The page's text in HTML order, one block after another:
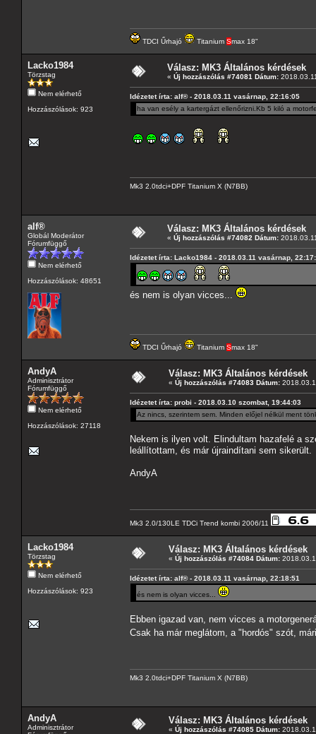
TDCI Űrhajó Titanium Smax 18"
Lacko1984
Törzstag
Nem elérhető
Hozzászólások: 923
Válasz: MK3 Általános kérdések
« Új hozzászólás #74081 Dátum:
Idézetet írta: alf® - 2018.03.11 vasárnap, 22:16:05
ha van esély a kartergázt ellenőrizni.Kb 5 kiló a
Mk3 2.0tdci+DPF Titanium X (N7BB)
alf®
Globál Moderátor
Fórumfüggő
Nem elérhető
Hozzászólások: 48651
Válasz: MK3 Általános kérdések
« Új hozzászólás #74082 Dátum:
Idézetet írta: Lacko1984 - 2018.03.11 vasárnap,
és nem is olyan vicces...
TDCI Űrhajó Titanium Smax 18"
AndyA
Adminisztrátor
Fórumfüggő
Nem elérhető
Hozzászólások: 27118
Válasz: MK3 Általános kérdések
« Új hozzászólás #74083 Dátum:
Idézetet írta: probi - 2018.03.10 szombat, 19:44:03
Az nincs, szerintem sem. Minden előjel nélkül ment
Nekem is ilyen volt. Elindultam hazafelé a
leállítottam, és már újraindítani sem sikerült.
AndyA
Mk3 2.0/130LE TDCi Trend kombi 2006/11
Lacko1984
Törzstag
Nem elérhető
Hozzászólások: 923
Válasz: MK3 Általános kérdések
« Új hozzászólás #74084 Dátum:
Idézetet írta: alf® - 2018.03.11 vasárnap, 22:18:51
és nem is olyan vicces...
Ebben igazad van, nem vicces a
Csak ha már meglátom, a "hordós" szót,
Mk3 2.0tdci+DPF Titanium X (N7BB)
AndyA
Adminisztrátor
Válasz: MK3 Általános kérdések
« Új hozzászólás #74085 Dátum: